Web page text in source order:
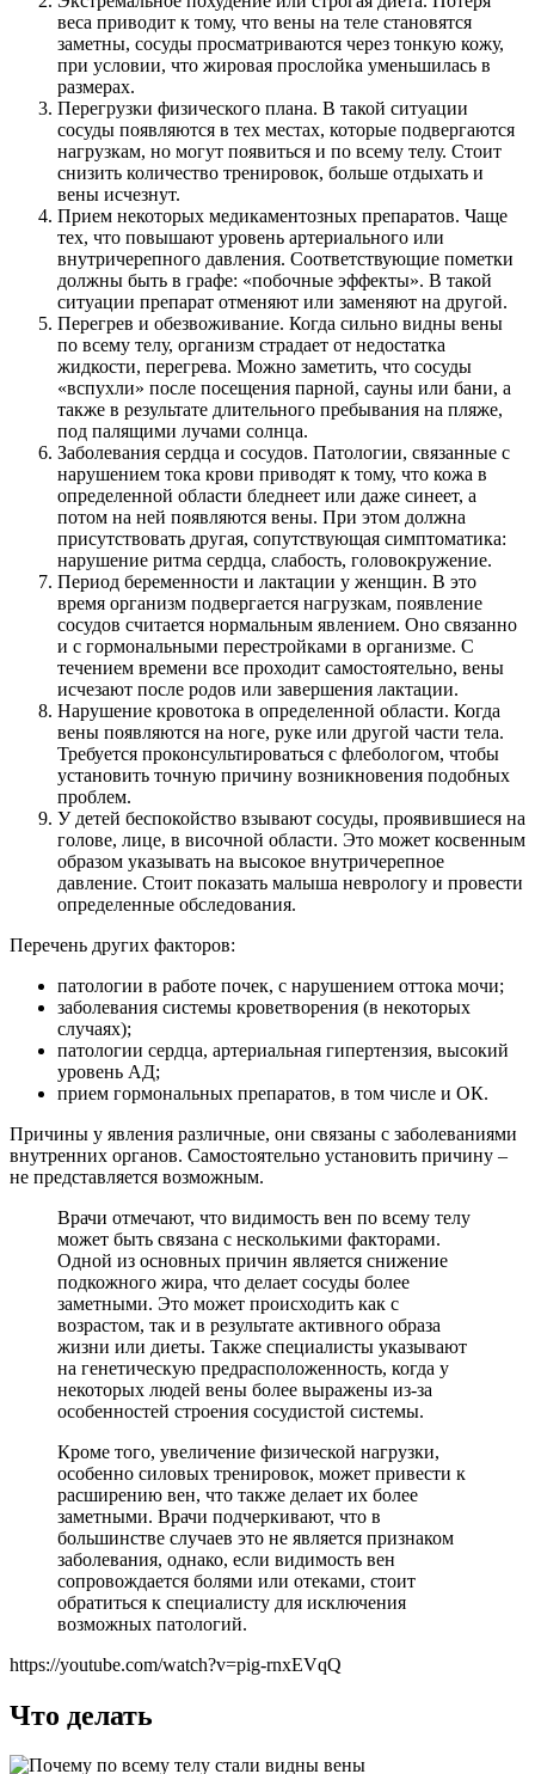
веса приводит к тому, что вены на теле становятся
заметны, сосуды просматриваются через тонкую кожу,
при условии, что жировая прослойка уменьшилась в
размерах.
Перегрузки физического плана. В такой ситуации
сосуды появляются в тех местах, которые подвергаются
нагрузкам, но могут появиться и по всему телу. Стоит
снизить количество тренировок, больше отдыхать и
вены исчезнут.
Прием некоторых медикаментозных препаратов. Чаще
тех, что повышают уровень артериального или
внутричерепного давления. Соответствующие пометки
должны быть в графе: «побочные эффекты». В такой
ситуации препарат отменяют или заменяют на другой.
Перегрев и обезвоживание. Когда сильно видны вены
по всему телу, организм страдает от недостатка
жидкости, перегрева. Можно заметить, что сосуды
«вспухли» после посещения парной, сауны или бани, а
также в результате длительного пребывания на пляже,
под палящими лучами солнца.
Заболевания сердца и сосудов. Патологии, связанные с
нарушением тока крови приводят к тому, что кожа в
определенной области бледнеет или даже синеет, а
потом на ней появляются вены. При этом должна
присутствовать другая, сопутствующая симптоматика:
нарушение ритма сердца, слабость, головокружение.
Период беременности и лактации у женщин. В это
время организм подвергается нагрузкам, появление
сосудов считается нормальным явлением. Оно связанно
и с гормональными перестройками в организме. С
течением времени все проходит самостоятельно, вены
исчезают после родов или завершения лактации.
Нарушение кровотока в определенной области. Когда
вены появляются на ноге, руке или другой части тела.
Требуется проконсультироваться с флебологом, чтобы
установить точную причину возникновения подобных
проблем.
У детей беспокойство взывают сосуды, проявившиеся на
голове, лице, в височной области. Это может косвенным
образом указывать на высокое внутричерепное
давление. Стоит показать малыша неврологу и провести
определенные обследования.
Перечень других факторов:
патологии в работе почек, с нарушением оттока мочи;
заболевания системы кроветворения (в некоторых
случаях);
патологии сердца, артериальная гипертензия, высокий
уровень АД;
прием гормональных препаратов, в том числе и ОК.
Причины у явления различные, они связаны с заболеваниями
внутренних органов. Самостоятельно установить причину –
не представляется возможным.
Врачи отмечают, что видимость вен по всему телу
может быть связана с несколькими факторами.
Одной из основных причин является снижение
подкожного жира, что делает сосуды более
заметными. Это может происходить как с
возрастом, так и в результате активного образа
жизни или диеты. Также специалисты указывают
на генетическую предрасположенность, когда у
некоторых людей вены более выражены из-за
особенностей строения сосудистой системы.
Кроме того, увеличение физической нагрузки,
особенно силовых тренировок, может привести к
расширению вен, что также делает их более
заметными. Врачи подчеркивают, что в
большинстве случаев это не является признаком
заболевания, однако, если видимость вен
сопровождается болями или отеками, стоит
обратиться к специалисту для исключения
возможных патологий.
https://youtube.com/watch?v=pig-rnxEVqQ
Что делать